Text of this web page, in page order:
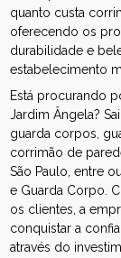
quanto custa
oferecendo os
durabilidade e
estabelecimento
Está procurando
Jardim Ângela?
guarda corpos,
corrimão de
São Paulo, entre
e Guarda Corpo.
os clientes, a
conquistar a
através do